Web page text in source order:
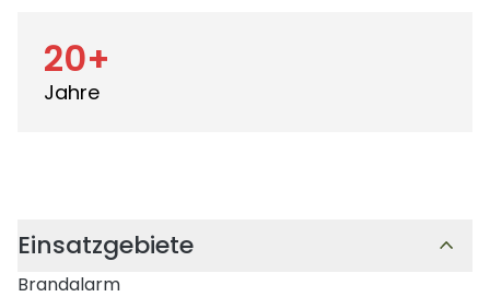
20+
Jahre
Einsatzgebiete
Brandalarm